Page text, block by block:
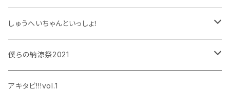
しゅうへいちゃんといっしょ！
和泉宗兵
設楽銀河
僕らの納涼祭2021
和泉宗兵
アキタビ!!!vol.1